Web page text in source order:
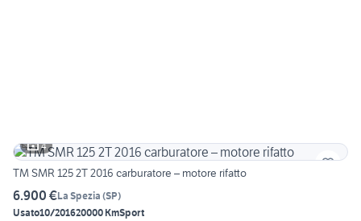
4
TM SMR 125 2T 2016 carburatore – motore rifatto
6.900 €La Spezia (SP)
Usato10/201620000 KmSport